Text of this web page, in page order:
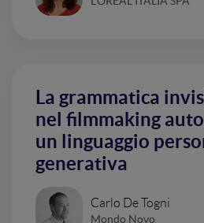
La grammatica
nel filmmaking
un linguaggio
generativa
Carlo De Togni
Mondo Novo